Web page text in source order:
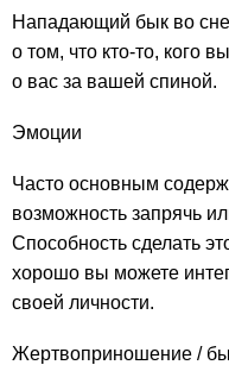
Нападающий бык во
о том, что кто-то, кого
о вас за вашей спиной.
Эмоции
Часто основным
возможность запрячь
Способность сделать
хорошо вы можете
своей личности.
Жертвоприношение /